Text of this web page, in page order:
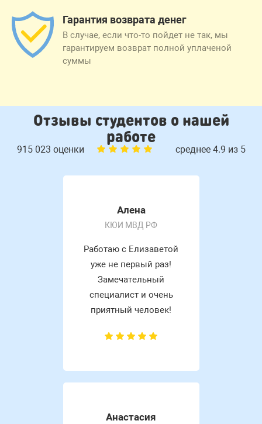
Гарантия возврата денег
В случае, если что-то пойдет не так, мы
гарантируем возврат полной уплаченой
суммы
Отзывы студентов о нашей
работе
915 023 оценки среднее 4.9 из 5
Алена
КЮИ МВД РФ
Работаю с Елизаветой
уже не первый раз!
Замечательный
специалист и очень
приятный человек!
Анастасия